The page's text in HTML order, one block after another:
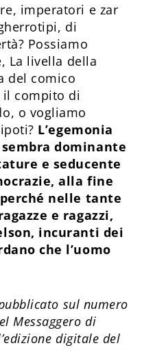
imperatori e zar
di
Possiamo
La livella della
del comico
il compito di
o vogliamo
L’egemonia
dominante
e seducente
alla fine
nelle tante
e ragazzi,
incuranti dei
che l’uomo
sul numero
Messaggero di
digitale del